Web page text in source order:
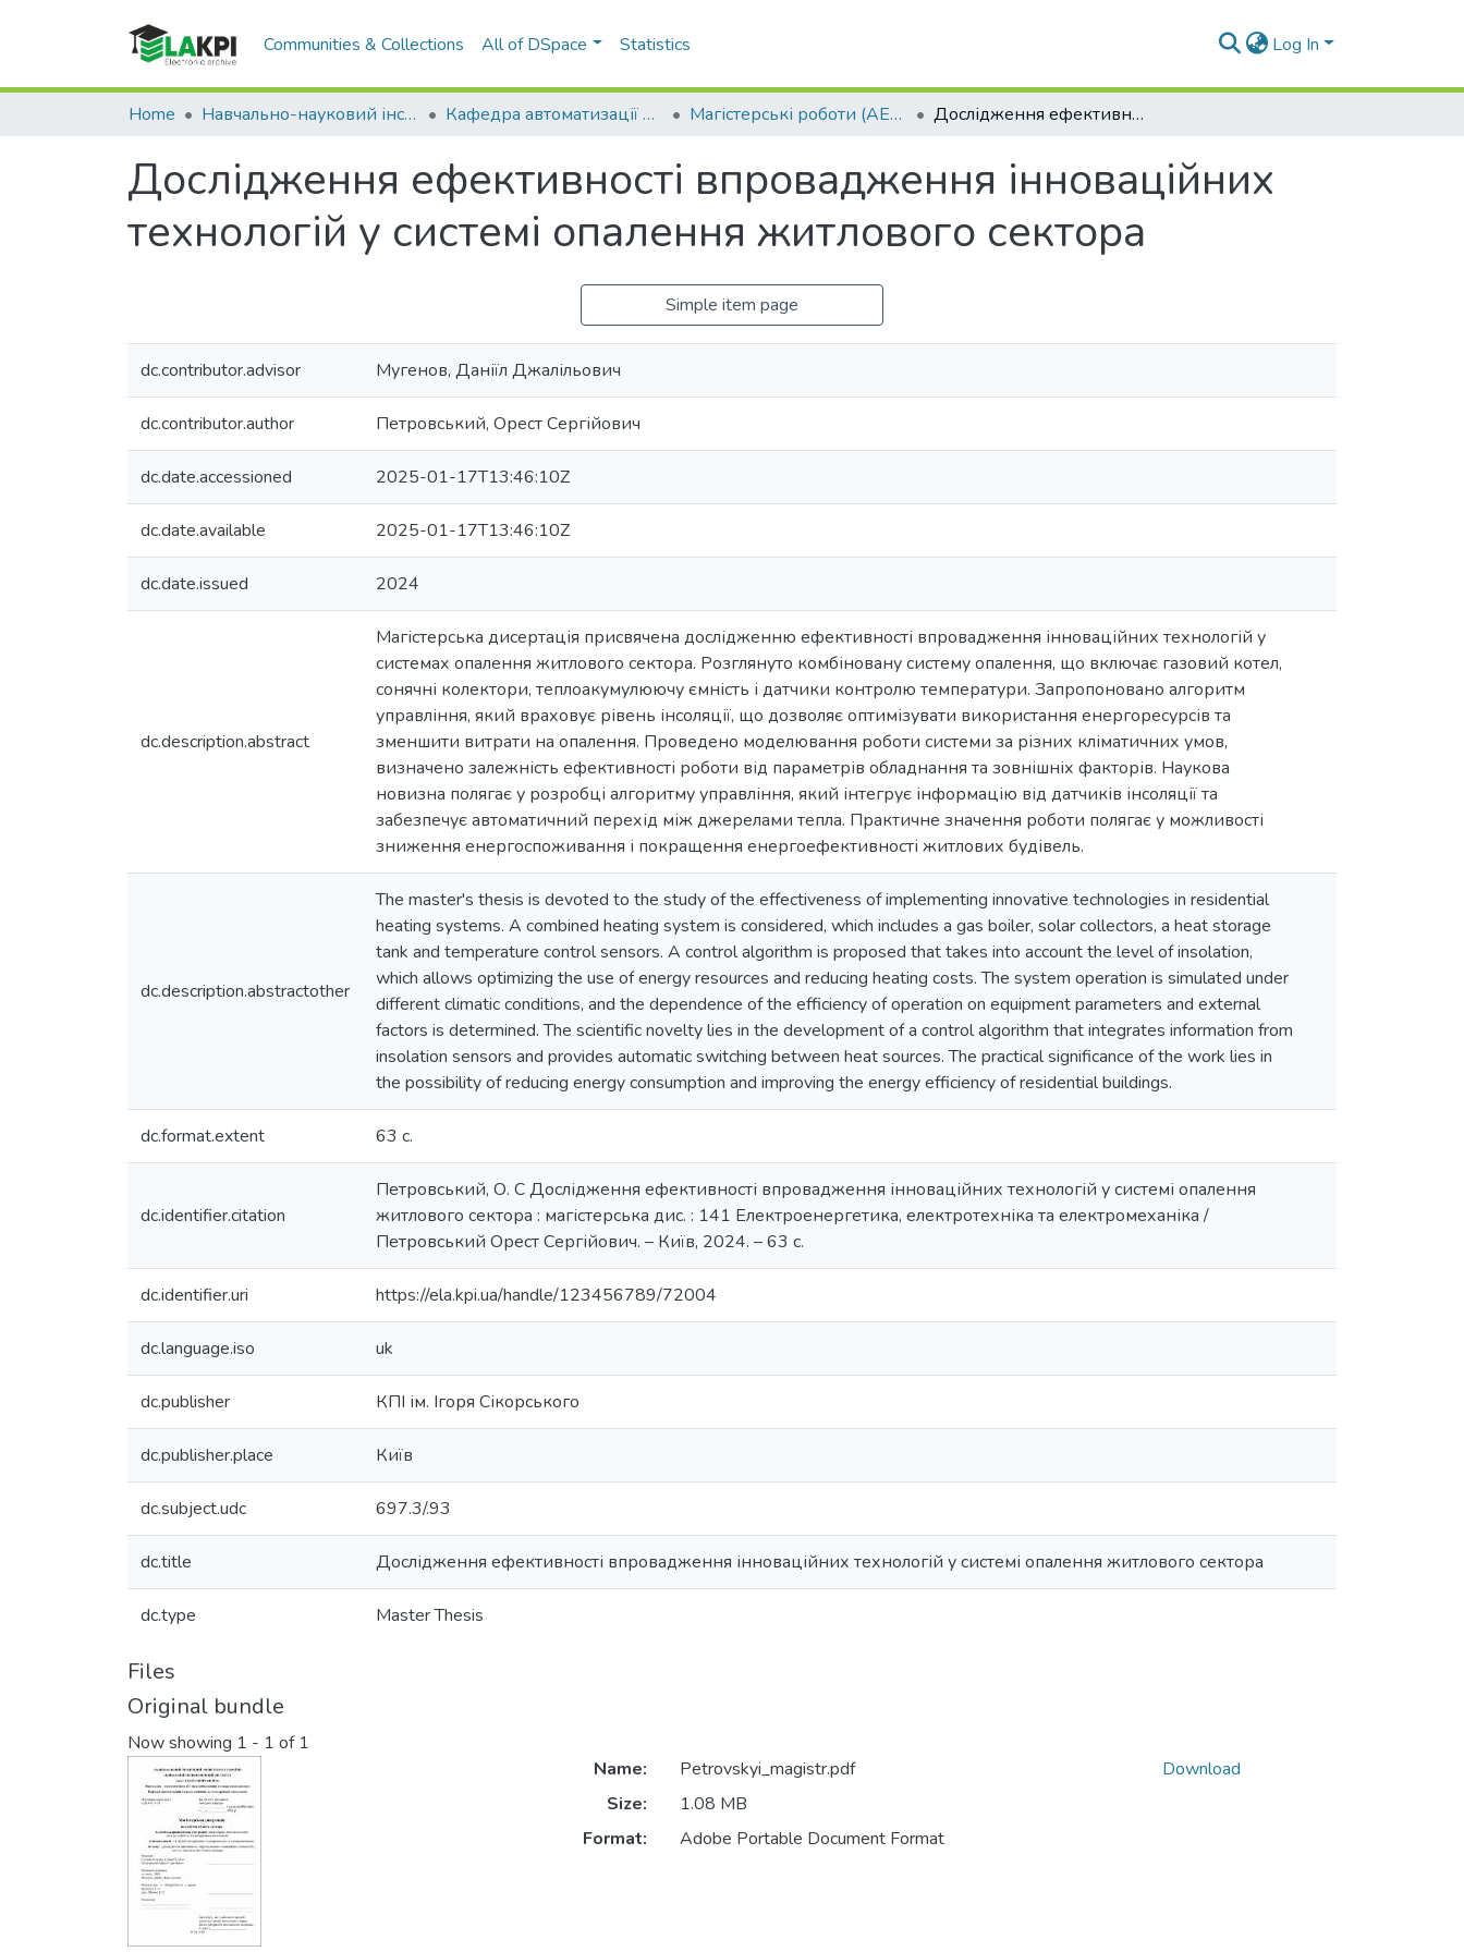
Communities & Collections All of DSpace Statistics Log In
Home Навчально-науковий інститут енергозбереження та енергоменеджменту (НН ІЕЕ) Кафедра автоматизації електротехнічних та мехатронних комплексів (АЕМК) Магістерські роботи (АЕМК) Дослідження ефективності впровадження інноваційних технологій у системі опалення житлового сектора
Дослідження ефективності впровадження інноваційних
технологій у системі опалення житлового сектора
Simple item page
dc.contributor.advisor Мугенов, Даніїл Джалільович
dc.contributor.author Петровський, Орест Сергійович
dc.date.accessioned 2025-01-17T13:46:10Z
dc.date.available 2025-01-17T13:46:10Z
dc.date.issued 2024
dc.description.abstract
Магістерська дисертація присвячена дослідженню ефективності впровадження інноваційних технологій у
системах опалення житлового сектора. Розглянуто комбіновану систему опалення, що включає газовий котел,
сонячні колектори, теплоакумулюючу ємність і датчики контролю температури. Запропоновано алгоритм
управління, який враховує рівень інсоляції, що дозволяє оптимізувати використання енергоресурсів та
зменшити витрати на опалення. Проведено моделювання роботи системи за різних кліматичних умов,
визначено залежність ефективності роботи від параметрів обладнання та зовнішніх факторів. Наукова
новизна полягає у розробці алгоритму управління, який інтегрує інформацію від датчиків інсоляції та
забезпечує автоматичний перехід між джерелами тепла. Практичне значення роботи полягає у можливості
зниження енергоспоживання і покращення енергоефективності житлових будівель.
dc.description.abstractother
The master's thesis is devoted to the study of the effectiveness of implementing innovative technologies in residential
heating systems. A combined heating system is considered, which includes a gas boiler, solar collectors, a heat storage
tank and temperature control sensors. A control algorithm is proposed that takes into account the level of insolation,
which allows optimizing the use of energy resources and reducing heating costs. The system operation is simulated under
different climatic conditions, and the dependence of the efficiency of operation on equipment parameters and external
factors is determined. The scientific novelty lies in the development of a control algorithm that integrates information from
insolation sensors and provides automatic switching between heat sources. The practical significance of the work lies in
the possibility of reducing energy consumption and improving the energy efficiency of residential buildings.
dc.format.extent 63 с.
dc.identifier.citation
Петровський, О. С Дослідження ефективності впровадження інноваційних технологій у системі опалення
житлового сектора : магістерська дис. : 141 Електроенергетика, електротехніка та електромеханіка /
Петровський Орест Сергійович. – Київ, 2024. – 63 с.
dc.identifier.uri https://ela.kpi.ua/handle/123456789/72004
dc.language.iso uk
dc.publisher КПІ ім. Ігоря Сікорського
dc.publisher.place Київ
dc.subject.udc 697.3/.93
dc.title Дослідження ефективності впровадження інноваційних технологій у системі опалення житлового сектора
dc.type Master Thesis
Files
Original bundle
Now showing 1 - 1 of 1
Name:
Petrovskyi_magistr.pdf
Size:
1.08 MB
Format:
Adobe Portable Document Format
Download